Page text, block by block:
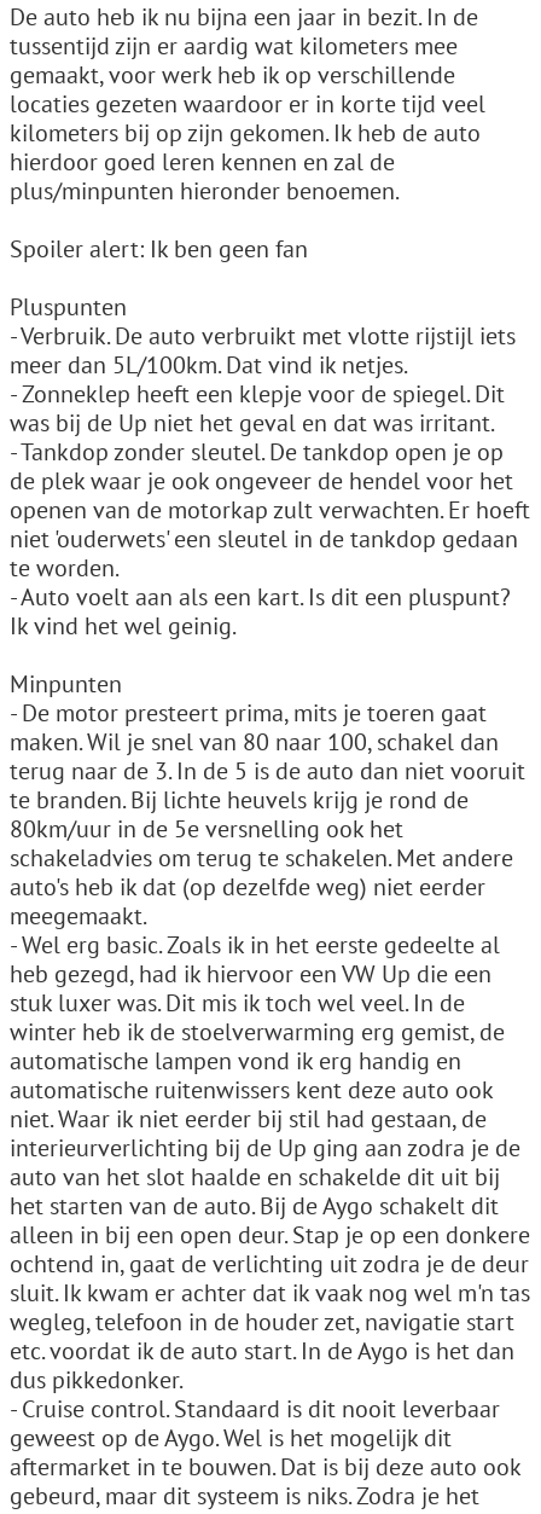
De auto heb ik nu bijna een jaar in bezit. In de
tussentijd zijn er aardig wat kilometers mee
gemaakt, voor werk heb ik op verschillende
locaties gezeten waardoor er in korte tijd veel
kilometers bij op zijn gekomen. Ik heb de auto
hierdoor goed leren kennen en zal de
plus/minpunten hieronder benoemen.
Spoiler alert: Ik ben geen fan
Pluspunten
- Verbruik. De auto verbruikt met vlotte rijstijl iets
meer dan 5L/100km. Dat vind ik netjes.
- Zonneklep heeft een klepje voor de spiegel. Dit
was bij de Up niet het geval en dat was irritant.
- Tankdop zonder sleutel. De tankdop open je op
de plek waar je ook ongeveer de hendel voor het
openen van de motorkap zult verwachten. Er hoeft
niet 'ouderwets' een sleutel in de tankdop gedaan
te worden.
- Auto voelt aan als een kart. Is dit een pluspunt?
Ik vind het wel geinig.
Minpunten
- De motor presteert prima, mits je toeren gaat
maken. Wil je snel van 80 naar 100, schakel dan
terug naar de 3. In de 5 is de auto dan niet vooruit
te branden. Bij lichte heuvels krijg je rond de
80km/uur in de 5e versnelling ook het
schakeladvies om terug te schakelen. Met andere
auto's heb ik dat (op dezelfde weg) niet eerder
meegemaakt.
- Wel erg basic. Zoals ik in het eerste gedeelte al
heb gezegd, had ik hiervoor een VW Up die een
stuk luxer was. Dit mis ik toch wel veel. In de
winter heb ik de stoelverwarming erg gemist, de
automatische lampen vond ik erg handig en
automatische ruitenwissers kent deze auto ook
niet. Waar ik niet eerder bij stil had gestaan, de
interieurverlichting bij de Up ging aan zodra je de
auto van het slot haalde en schakelde dit uit bij
het starten van de auto. Bij de Aygo schakelt dit
alleen in bij een open deur. Stap je op een donkere
ochtend in, gaat de verlichting uit zodra je de deur
sluit. Ik kwam er achter dat ik vaak nog wel m'n tas
wegleg, telefoon in de houder zet, navigatie start
etc. voordat ik de auto start. In de Aygo is het dan
dus pikkedonker.
- Cruise control. Standaard is dit nooit leverbaar
geweest op de Aygo. Wel is het mogelijk dit
aftermarket in te bouwen. Dat is bij deze auto ook
gebeurd, maar dit systeem is niks. Zodra je het